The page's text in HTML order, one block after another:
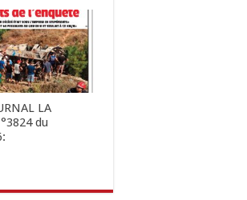
LA
du